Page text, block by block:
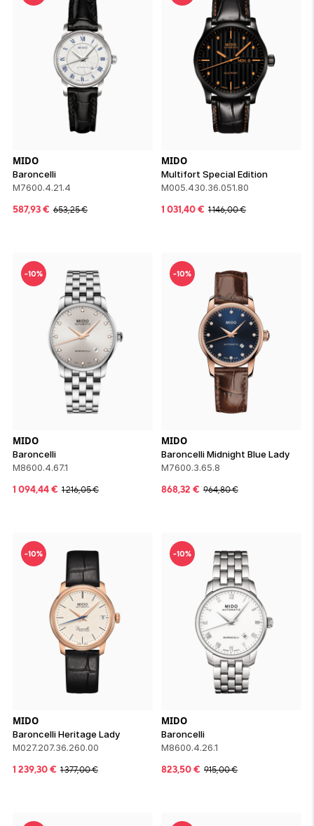
MIDO
Baroncelli
M7600.4.21.4
587,93€ 653,25€
MIDO
Multifort Special Edition
M005.430.36.051.80
1 031,40€ 1 146,00€
-10%
MIDO
Baroncelli
M8600.4.67.1
1 094,44€ 1 216,05€
-10%
MIDO
Baroncelli Midnight Blue Lady
M7600.3.65.8
868,32 € 964,80€
-10%
MIDO
Baroncelli Heritage Lady
M027.207.36.260.00
1 239,30€ 1 377,00€
-10%
MIDO
Baroncelli
M8600.4.26.1
823,50€ 915,00€